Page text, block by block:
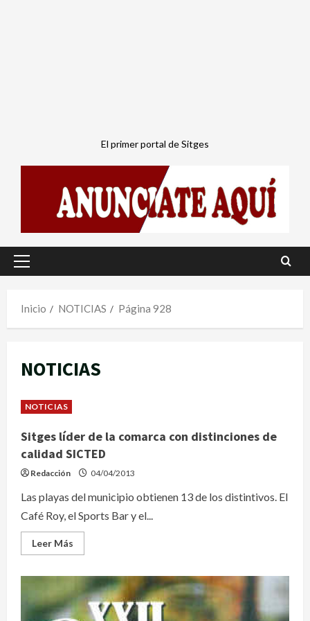
El primer portal de Sitges
Menú
Inicio
NOTICIAS Página 928
NOTICIAS
NOTICIAS
Sitges líder de la comarca con distinciones de
calidad SICTED
Redacción 04/04/2013
Las playas del municipio obtienen 13 de los distintivos. El
Café Roy, el Sports Bar y el...
Leer Más
más
Sitges
líder
de
la